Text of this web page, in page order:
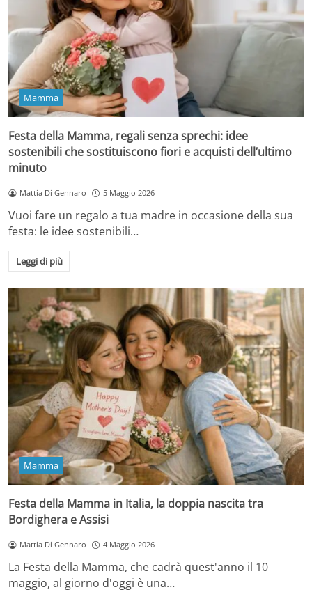
Mamma
Festa della Mamma, regali senza sprechi: idee
sostenibili che sostituiscono fiori e acquisti dell’ultimo
minuto
Mattia Di Gennaro 5 Maggio 2026
Vuoi fare un regalo a tua madre in occasione della sua
festa: le idee sostenibili…
Leggi di più
Mamma
Festa della Mamma in Italia, la doppia nascita tra
Bordighera e Assisi
Mattia Di Gennaro 4 Maggio 2026
La Festa della Mamma, che cadrà quest'anno il 10
maggio, al giorno d'oggi è una…